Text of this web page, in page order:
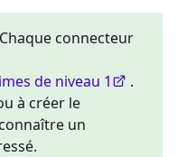
Chaque connecteur
de niveau 1
.
à créer le
un